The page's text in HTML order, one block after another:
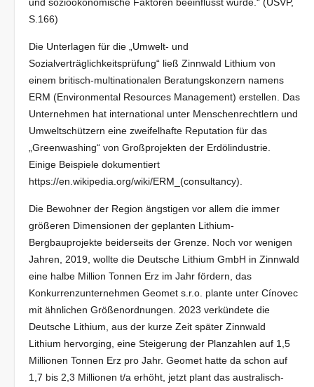
S.166)
Die Unterlagen für die „Umwelt- und
Sozialverträglichkeitsprüfung“ ließ Zinnwald Lithium von
einem britisch-multinationalen Beratungskonzern namens
ERM (Environmental Resources Management) erstellen. Das
Unternehmen hat international unter Menschenrechtlern und
Umweltschützern eine zweifelhafte Reputation für das
„Greenwashing“ von Großprojekten der Erdölindustrie.
Einige Beispiele dokumentiert
https://en.wikipedia.org/wiki/ERM_(consultancy).
Die Bewohner der Region ängstigen vor allem die immer
größeren Dimensionen der geplanten Lithium-
Bergbauprojekte beiderseits der Grenze. Noch vor wenigen
Jahren, 2019, wollte die Deutsche Lithium GmbH in Zinnwald
eine halbe Million Tonnen Erz im Jahr fördern, das
Konkurrenzunternehmen Geomet s.r.o. plante unter Cínovec
mit ähnlichen Größenordnungen. 2023 verkündete die
Deutsche Lithium, aus der kurze Zeit später Zinnwald
Lithium hervorging, eine Steigerung der Planzahlen auf 1,5
Millionen Tonnen Erz pro Jahr. Geomet hatte da schon auf
1,7 bis 2,3 Millionen t/a erhöht, jetzt plant das australisch-